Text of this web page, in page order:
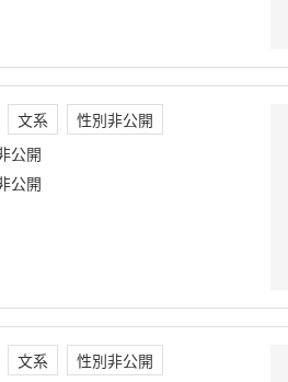
文系
性別非公開
公開
公開
文系
性別非公開